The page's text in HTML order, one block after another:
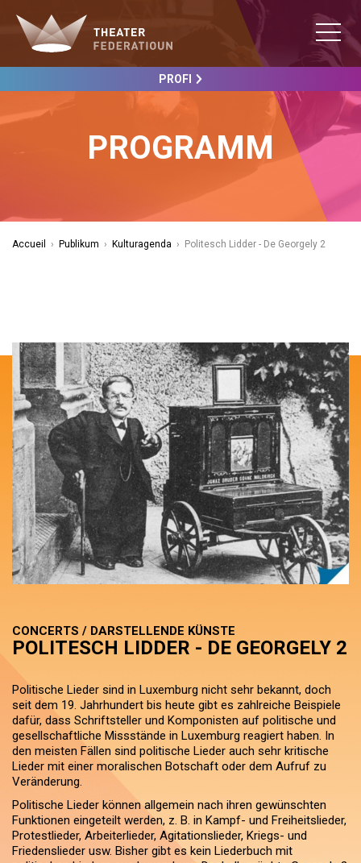
PROFI
PROGRAMM
Accueil › Publikum › Kulturagenda › Politesch Lidder - De Georgely 2
CONCERTS / DARSTELLENDE KÜNSTE
POLITESCH LIDDER - DE GEORGELY 2
Politische Lieder sind in Luxemburg nicht sehr bekannt, doch
seit dem 19. Jahrhundert bis heute gibt es zahlreiche Beispiele
dafür, dass Schriftsteller und Komponisten auf politische und
gesellschaftliche Missstände in Luxemburg reagiert haben. In
den meisten Fällen sind politische Lieder auch sehr kritische
Lieder mit einer moralischen Botschaft oder dem Aufruf zu
Veränderung.
Politische Lieder können allgemein nach ihren gewünschten
Funktionen eingeteilt werden, z. B. in Kampf- und Freiheitslieder,
Protestlieder, Arbeiterlieder, Agitationslieder, Kriegs- und
Friedenslieder usw. Bisher gibt es kein Liederbuch mit